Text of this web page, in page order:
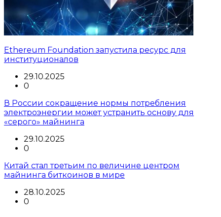
Ethereum Foundation запустила ресурс для
институционалов
29.10.2025
0
В России сокращение нормы потребления
электроэнергии может устранить основу для
«серого» майнинга
29.10.2025
0
Китай стал третьим по величине центром
майнинга биткоинов в мире
28.10.2025
0